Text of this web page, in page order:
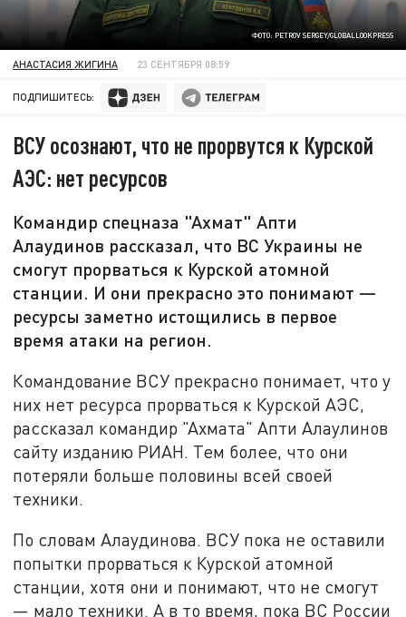
ФОТО: PETROV SERGEY/GLOBALLOOKPRESS
АНАСТАСИЯ ЖИГИНА 23 СЕНТЯБРЯ 08:59
ПОДПИШИТЕСЬ:
ВСУ осознают, что не прорвутся к Курской
АЭС: нет ресурсов
Командир спецназа "Ахмат" Апти
Алаудинов рассказал, что ВС Украины не
смогут прорваться к Курской атомной
станции. И они прекрасно это понимают —
ресурсы заметно истощились в первое
время атаки на регион.
Командование ВСУ прекрасно понимает, что у
них нет ресурса прорваться к Курской АЭС,
рассказал командир "Ахмата" Апти Алаулинов
сайту изданию РИАН. Тем более, что они
потеряли больше половины всей своей
техники.
По словам Алаудинова. ВСУ пока не оставили
попытки прорваться к Курской атомной
станции, хотя они и понимают, что не смогут
— мало техники. А в то время, пока ВС России